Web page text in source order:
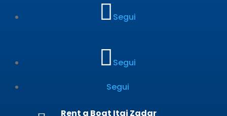
Segui
Segui
Segui
Rent a Boat Itai Zadar